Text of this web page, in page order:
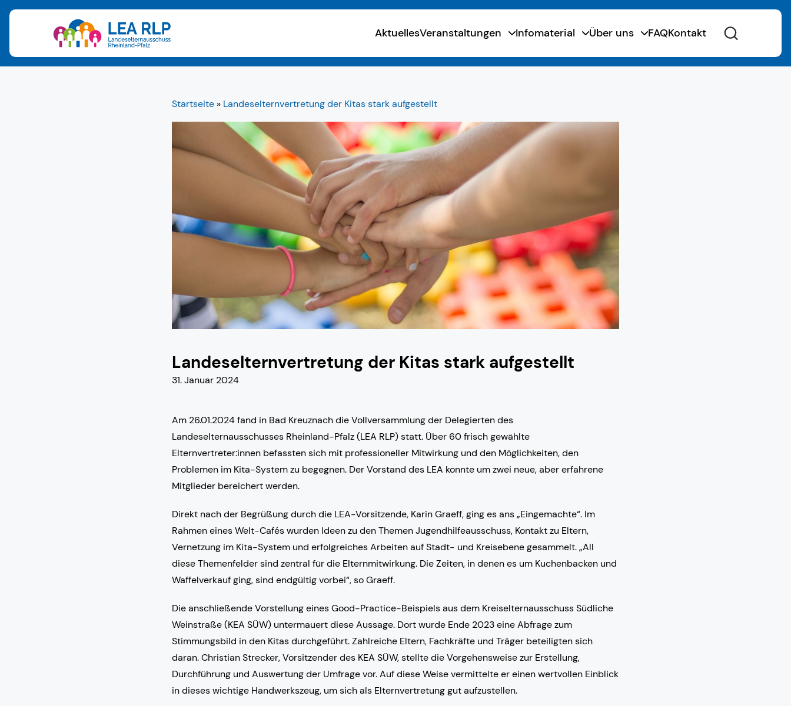
AktuellesVeranstaltungen Infomaterial Über uns FAQKontakt
Startseite » Landeselternvertretung der Kitas stark aufgestellt
Landeselternvertretung der Kitas stark aufgestellt
31. Januar 2024
Am 26.01.2024 fand in Bad Kreuznach die Vollversammlung der Delegierten des
Landeselternausschusses Rheinland-Pfalz (LEA RLP) statt. Über 60 frisch gewählte
Elternvertreter:innen befassten sich mit professioneller Mitwirkung und den Möglichkeiten, den
Problemen im Kita-System zu begegnen. Der Vorstand des LEA konnte um zwei neue, aber erfahrene
Mitglieder bereichert werden.
Direkt nach der Begrüßung durch die LEA-Vorsitzende, Karin Graeff, ging es ans „Eingemachte“. Im
Rahmen eines Welt-Cafés wurden Ideen zu den Themen Jugendhilfeausschuss, Kontakt zu Eltern,
Vernetzung im Kita-System und erfolgreiches Arbeiten auf Stadt- und Kreisebene gesammelt. „All
diese Themenfelder sind zentral für die Elternmitwirkung. Die Zeiten, in denen es um Kuchenbacken und
Waffelverkauf ging, sind endgültig vorbei“, so Graeff.
Die anschließende Vorstellung eines Good-Practice-Beispiels aus dem Kreiselternausschuss Südliche
Weinstraße (KEA SÜW) untermauert diese Aussage. Dort wurde Ende 2023 eine Abfrage zum
Stimmungsbild in den Kitas durchgeführt. Zahlreiche Eltern, Fachkräfte und Träger beteiligten sich
daran. Christian Strecker, Vorsitzender des KEA SÜW, stellte die Vorgehensweise zur Erstellung,
Durchführung und Auswertung der Umfrage vor. Auf diese Weise vermittelte er einen wertvollen Einblick
in dieses wichtige Handwerkszeug, um sich als Elternvertretung gut aufzustellen.